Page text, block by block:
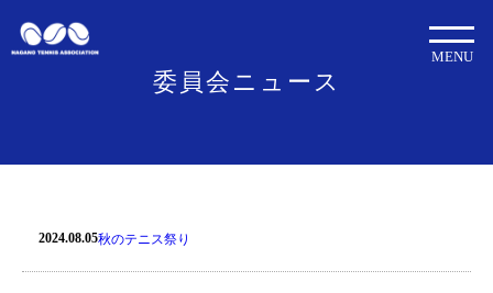
委員会ニュース
MENU
2024.08.05秋のテニス祭り